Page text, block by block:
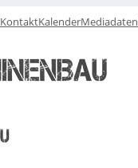
KontaktKalenderMediadaten